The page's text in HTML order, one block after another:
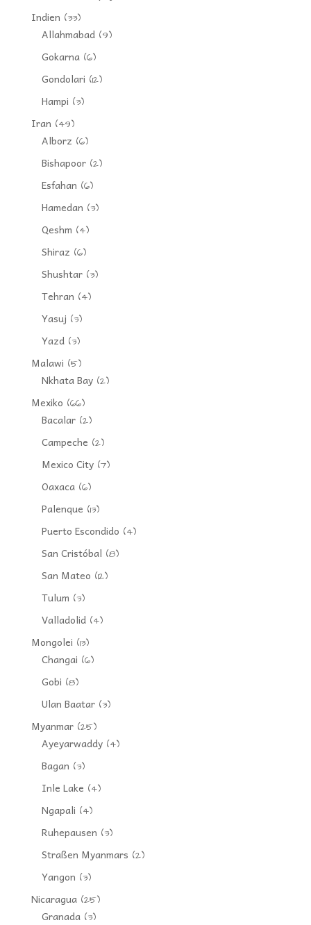
Indien (33)
Allahmabad(9)
Gokarna(6)
Gondolari (12)
Hampi (3)
Iran (49)
Alborz (6)
Bishapoor(2)
Esfahan (6)
Hamedan (3)
Qeshm (4)
Shiraz (6)
Shushtar(3)
Tehran (4)
Yasuj (3)
Yazd(3)
Malawi (5)
Nkhata Bay(2)
Mexiko (66)
Bacalar(2)
Campeche (2)
Mexico City(7)
Oaxaca(6)
Palenque (13)
Puerto Escondido (4)
San Cristóbal (8)
San Mateo (12)
Tulum (3)
Valladolid(4)
Mongolei (13)
Changai (6)
Gobi (8)
Ulan Baatar(3)
Myanmar(25)
Ayeyarwaddy(4)
Bagan (3)
Inle Lake (4)
Ngapali (4)
Ruhepausen (3)
Straßen Myanmars (2)
Yangon (3)
Nicaragua(25)
Granada(3)